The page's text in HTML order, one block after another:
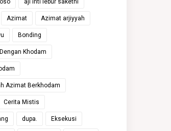
Azimat Azimat arjiyyah
Bonding
Khodam
Azimat Berkhodam
Cerita Mistis
dupa. Eksekusi